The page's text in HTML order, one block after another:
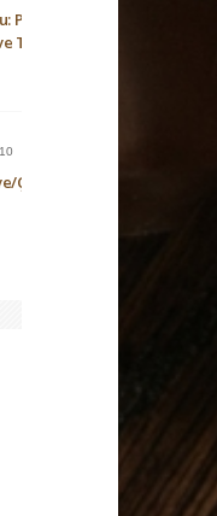
Pralin,
Trüf
Çay